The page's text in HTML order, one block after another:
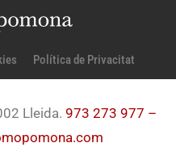
Política de Privacitat
Lleida. 973 273 977 –